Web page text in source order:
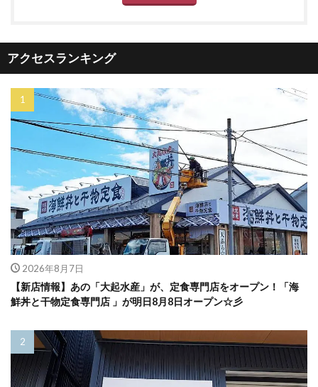
アクセスランキング
2026年8月7日
【新店情報】あの「大起水産」が、定食専門店をオープン！「海
鮮丼と干物定食専門店 」が明日8月8日オープン☆彡